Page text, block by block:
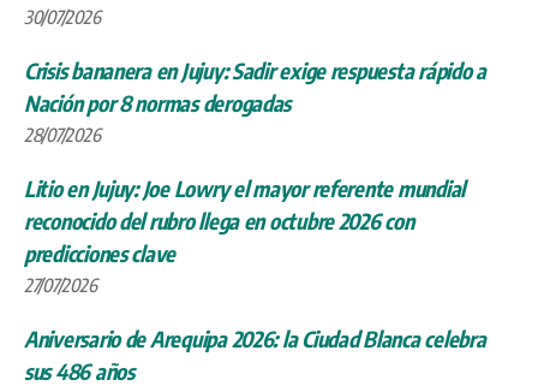
30/07/2026
Crisis bananera en Jujuy: Sadir exige respuesta rápido a
Nación por 8 normas derogadas
28/07/2026
Litio en Jujuy: Joe Lowry el mayor referente mundial
reconocido del rubro llega en octubre 2026 con
predicciones clave
27/07/2026
Aniversario de Arequipa 2026: la Ciudad Blanca celebra
sus 486 años